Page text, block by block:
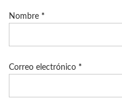
Nombre *
Correo electrónico *